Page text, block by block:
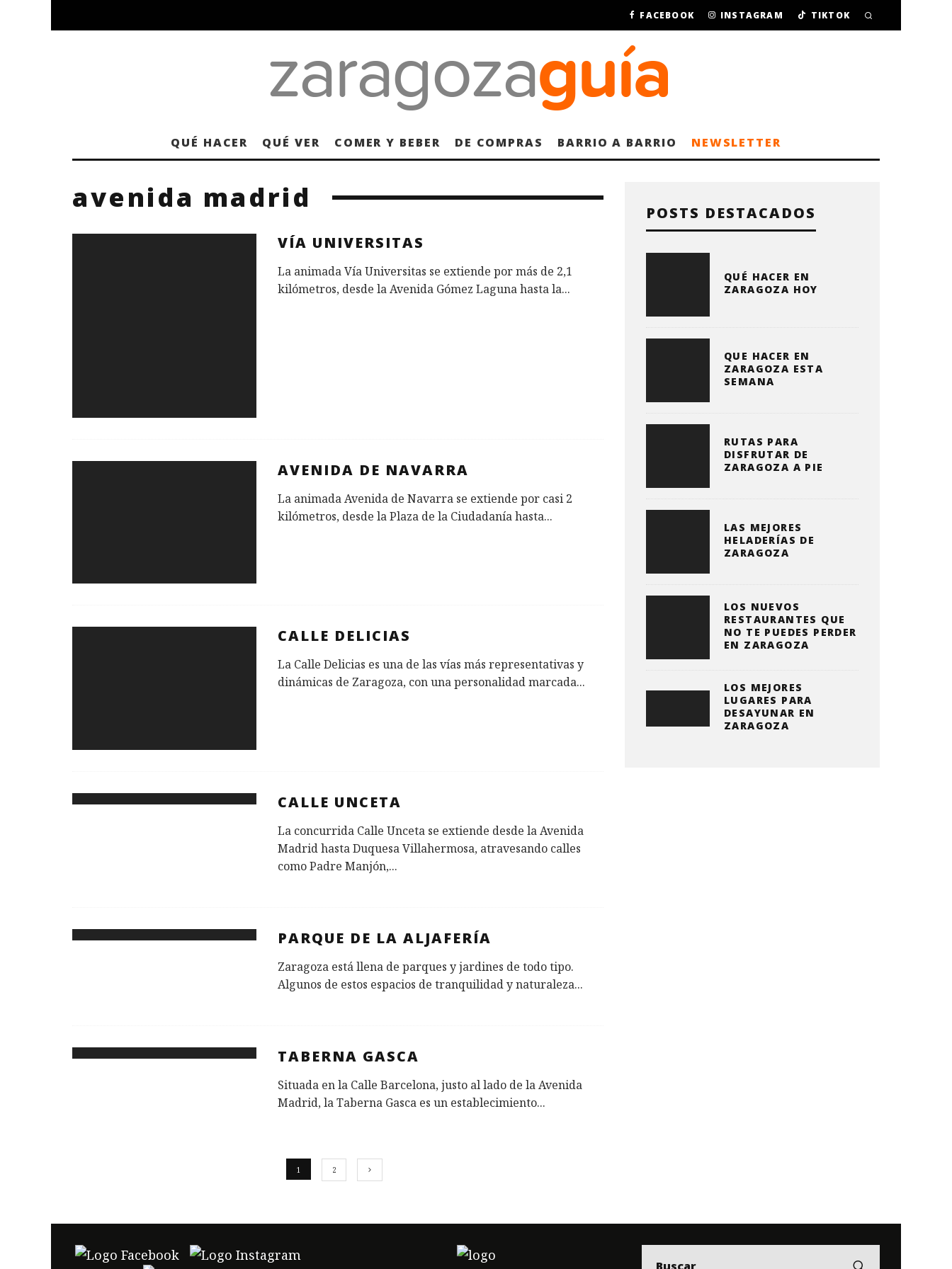
FACEBOOK INSTAGRAM TIKTOK
QUÉ HACER QUÉ VER COMER Y BEBER DE COMPRAS BARRIO A BARRIO NEWSLETTER
avenida madrid
VÍA UNIVERSITAS
La animada Vía Universitas se extiende por más de 2,1
kilómetros, desde la Avenida Gómez Laguna hasta la...
AVENIDA DE NAVARRA
La animada Avenida de Navarra se extiende por casi 2
kilómetros, desde la Plaza de la Ciudadanía hasta...
CALLE DELICIAS
La Calle Delicias es una de las vías más representativas y
dinámicas de Zaragoza, con una personalidad marcada...
CALLE UNCETA
La concurrida Calle Unceta se extiende desde la Avenida
Madrid hasta Duquesa Villahermosa, atravesando calles
como Padre Manjón,...
PARQUE DE LA ALJAFERÍA
Zaragoza está llena de parques y jardines de todo tipo.
Algunos de estos espacios de tranquilidad y naturaleza...
TABERNA GASCA
Situada en la Calle Barcelona, justo al lado de la Avenida
Madrid, la Taberna Gasca es un establecimiento...
1 2
POSTS DESTACADOS
QUÉ HACER EN
ZARAGOZA HOY
QUE HACER EN
ZARAGOZA ESTA
SEMANA
RUTAS PARA
DISFRUTAR DE
ZARAGOZA A PIE
LAS MEJORES
HELADERÍAS DE
ZARAGOZA
LOS NUEVOS
RESTAURANTES QUE
NO TE PUEDES PERDER
EN ZARAGOZA
LOS MEJORES
LUGARES PARA
DESAYUNAR EN
ZARAGOZA